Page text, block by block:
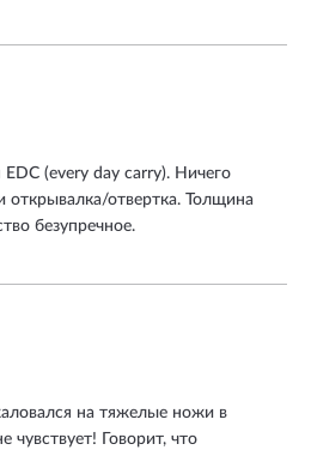
(every day carry). Ничего
открывалка/отвертка. Толщина
безупречное.
на тяжелые ножи в
чувствует! Говорит, что